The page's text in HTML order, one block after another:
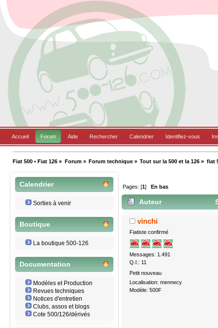
Accueil Forum Aide Rechercher Calendrier Identifiez-vous
Fiat 500 • Fiat 126 » Forum» Forum technique» Tout sur la 500 et la 126 » fiat
Calendrier
Sorties à venir
Boutique
La boutique 500-126
Documentation
Modèles et Production
Revues techniques
Notices d'entretien
Clubs, assos et blogs
Cote 500/126/dérivés
Pages: [1] En bas
Auteur
vinchi
Fiatiste confirmé
Messages: 1.491
Q.I.: 11
Petit nouveau
Localisation: mennecy
Modèle: 500F